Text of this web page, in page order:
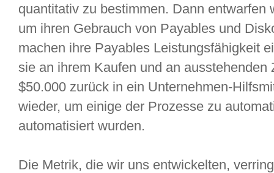
quantitativ zu bestimmen. Dann entwarfen
um ihren Gebrauch von Payables und
machen ihre Payables Leistungsfähigkeit
sie an ihrem Kaufen und an ausstehenden
$50.000 zurück in ein Unternehmen-
wieder, um einige der Prozesse zu
automatisiert wurden.
Die Metrik, die wir uns entwickelten,